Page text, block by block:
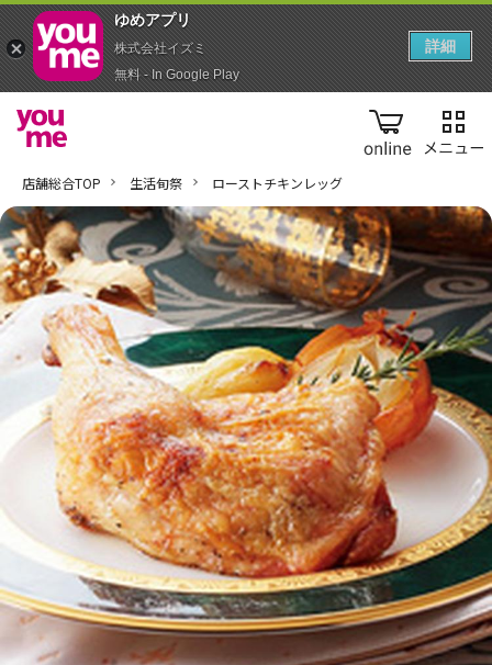
online
店舗総合TOP 生活旬祭 ローストチキンレッグ
ゆめアプ‪リ‬
株式会社イズミ
無料 - In Google Play
詳細